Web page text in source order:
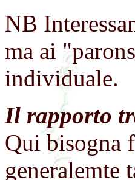
NB
ma ai
individuale.
Il rapporto
Qui bisogna
generalemte